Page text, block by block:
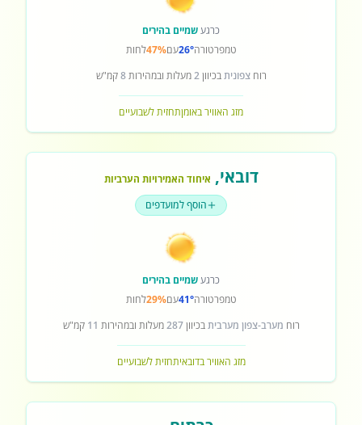
כרגעשמיים בהירים
טמפרטורה26°עם47%לחות
רוחצפוניתבכיוון2מעלות ובמהירות8קמ"ש
מזג האוויר באומןתחזית לשבועיים
דובאי, איחוד האמירויות הערביות
הוסף למועדפים
כרגעשמיים בהירים
טמפרטורה41°עם29%לחות
רוח מערב-צפון מערביתבכיוון287מעלות ובמהירות 11 קמ"ש
מזג האוויר בדובאיתחזית לשבועיים